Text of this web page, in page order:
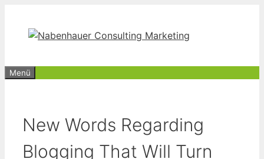
springen
Menü
New Words Regarding
Blogging That Will Turn